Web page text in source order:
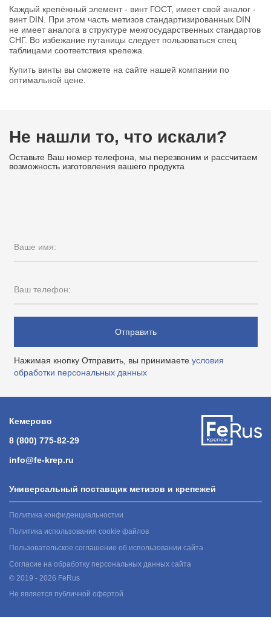
Каждый крепёжный элемент - винт ГОСТ, имеет свой аналог -
винт DIN. При этом часть метизов стандартизированных DIN
не имеет аналога в структуре межгосударственных стандартов
СНГ. Во избежание путаницы следует пользоваться спец
таблицами соответствия крепежа.
Купить винты вы сможете на сайте нашей компании по
оптимальной цене.
Не нашли то, что искали?
Оставьте Ваш номер телефона, мы перезвоним и рассчитаем
возможность изготовления вашего продукта
Ваше имя:
Ваш телефон:
Отправить
Нажимая кнопку Отправить, вы принимаете условия
обработки персональных данных
Кемерово
8 (800) 775-82-29
info@fe-krep.ru
Универсальный поставщик метизов и крепежей
Политика конфиденциальностии
Политика использования cookie файлов
Пользовательское соглашение об использовании сайта
Согласие на обработку персональных данных сайта
© 2019 - 2026 FeRus
Не является публичной офертой